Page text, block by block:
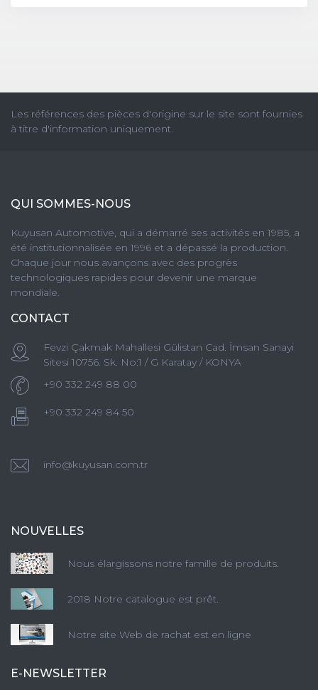
Les références des pièces d'origine sur le site sont fournies
à titre d'information uniquement.
QUI SOMMES-NOUS
Kuyusan Automotive, qui a démarré ses activités en 1985, a
été institutionnalisée en 1996 et a dépassé la production.
Chaque jour nous avançons avec des progrès
technologiques rapides pour devenir une marque
mondiale.
CONTACT
Fevzi Çakmak Mahallesi Gülistan Cad. İmsan Sanayi
Sitesi 10756. Sk. No:1 / G Karatay / KONYA
+90 332 249 88 00
+90 332 249 84 50
info@kuyusan.com.tr
NOUVELLES
Nous élargissons notre famille de produits.
2018 Notre catalogue est prêt.
Notre site Web de rachat est en ligne
E-NEWSLETTER